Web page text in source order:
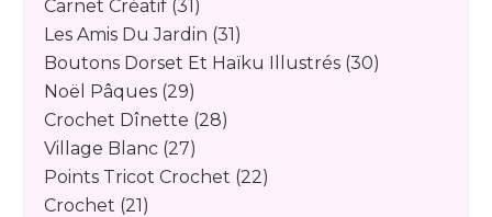
Carnet Créatif (31)
Les Amis Du Jardin (31)
Boutons Dorset Et Haïku Illustrés (30)
Noël Pâques (29)
Crochet Dînette (28)
Village Blanc (27)
Points Tricot Crochet (22)
Crochet (21)